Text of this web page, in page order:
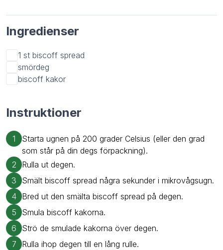
Ingredienser
1 st biscoff spread
smördeg
biscoff kakor
Instruktioner
1
Starta ugnen på 200 grader Celsius (eller den grad
som står på din degs förpackning).
2
Rulla ut degen.
3
Smält biscoff spread några sekunder i mikrovågsugn.
4 Bred ut den smälta biscoff spread på degen.
5
Smula biscoff kakorna.
6
Strö de smulade kakorna över degen.
7
Rulla ihop degen till en lång rulle.